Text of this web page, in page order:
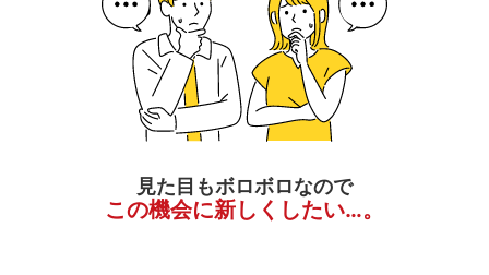
見た目もボロボロなので
この機会に新しくしたい…。